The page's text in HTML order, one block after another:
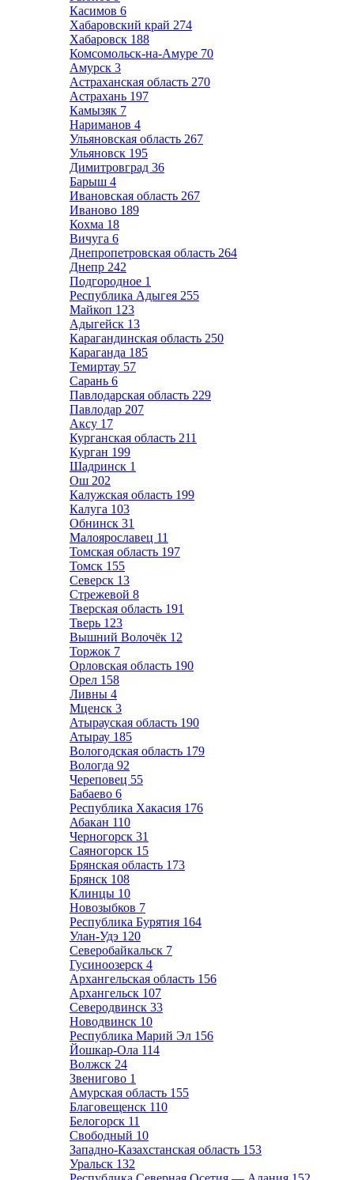
Касимов 6
Хабаровский край 274
Хабаровск 188
Комсомольск-на-Амуре 70
Амурск 3
Астраханская область 270
Астрахань 197
Камызяк 7
Нариманов 4
Ульяновская область 267
Ульяновск 195
Димитровград 36
Барыш 4
Ивановская область 267
Иваново 189
Кохма 18
Вичуга 6
Днепропетровская область 264
Днепр 242
Подгородное 1
Республика Адыгея 255
Майкоп 123
Адыгейск 13
Карагандинская область 250
Караганда 185
Темиртау 57
Сарань 6
Павлодарская область 229
Павлодар 207
Аксу 17
Курганская область 211
Курган 199
Шадринск 1
Ош 202
Калужская область 199
Калуга 103
Обнинск 31
Малоярославец 11
Томская область 197
Томск 155
Северск 13
Стрежевой 8
Тверская область 191
Тверь 123
Вышний Волочёк 12
Торжок 7
Орловская область 190
Орел 158
Ливны 4
Мценск 3
Атырауская область 190
Атырау 185
Вологодская область 179
Вологда 92
Череповец 55
Бабаево 6
Республика Хакасия 176
Абакан 110
Черногорск 31
Саяногорск 15
Брянская область 173
Брянск 108
Клинцы 10
Новозыбков 7
Республика Бурятия 164
Улан-Удэ 120
Северобайкальск 7
Гусиноозерск 4
Архангельская область 156
Архангельск 107
Северодвинск 33
Новодвинск 10
Республика Марий Эл 156
Йошкар-Ола 114
Волжск 24
Звенигово 1
Амурская область 155
Благовещенск 110
Белогорск 11
Свободный 10
Западно-Казахстанская область 153
Уральск 132